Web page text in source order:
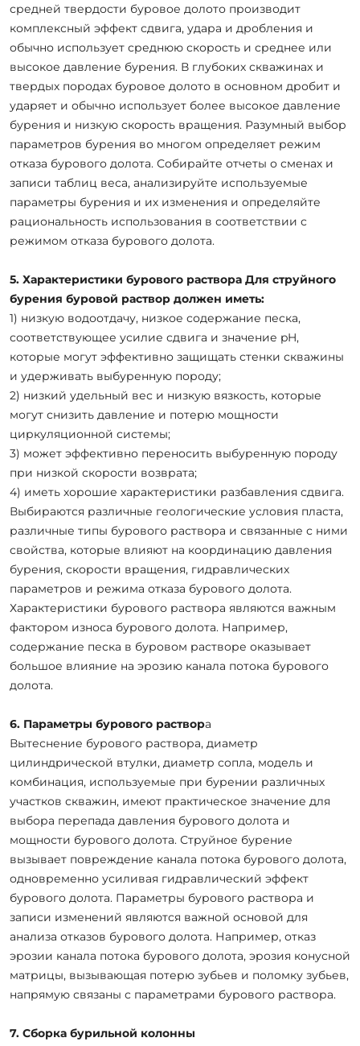
средней твердости буровое долото производит
комплексный эффект сдвига, удара и дробления и
обычно использует среднюю скорость и среднее или
высокое давление бурения. В глубоких скважинах и
твердых породах буровое долото в основном дробит и
ударяет и обычно использует более высокое давление
бурения и низкую скорость вращения. Разумный выбор
параметров бурения во многом определяет режим
отказа бурового долота. Собирайте отчеты о сменах и
записи таблиц веса, анализируйте используемые
параметры бурения и их изменения и определяйте
рациональность использования в соответствии с
режимом отказа бурового долота.
5. Характеристики бурового раствора Для струйного
бурения буровой раствор должен иметь:
1) низкую водоотдачу, низкое содержание песка,
соответствующее усилие сдвига и значение pH,
которые могут эффективно защищать стенки скважины
и удерживать выбуренную породу;
2) низкий удельный вес и низкую вязкость, которые
могут снизить давление и потерю мощности
циркуляционной системы;
3) может эффективно переносить выбуренную породу
при низкой скорости возврата;
4) иметь хорошие характеристики разбавления сдвига.
Выбираются различные геологические условия пласта,
различные типы бурового раствора и связанные с ними
свойства, которые влияют на координацию давления
бурения, скорости вращения, гидравлических
параметров и режима отказа бурового долота.
Характеристики бурового раствора являются важным
фактором износа бурового долота. Например,
содержание песка в буровом растворе оказывает
большое влияние на эрозию канала потока бурового
долота.
6. Параметры бурового раствора
Вытеснение бурового раствора, диаметр
цилиндрической втулки, диаметр сопла, модель и
комбинация, используемые при бурении различных
участков скважин, имеют практическое значение для
выбора перепада давления бурового долота и
мощности бурового долота. Струйное бурение
вызывает повреждение канала потока бурового долота,
одновременно усиливая гидравлический эффект
бурового долота. Параметры бурового раствора и
записи изменений являются важной основой для
анализа отказов бурового долота. Например, отказ
эрозии канала потока бурового долота, эрозия конусной
матрицы, вызывающая потерю зубьев и поломку зубьев,
напрямую связаны с параметрами бурового раствора.
7. Сборка бурильной колонны